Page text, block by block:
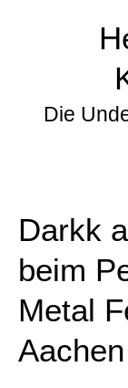
Die
Darkk
beim
Metal
Aachen